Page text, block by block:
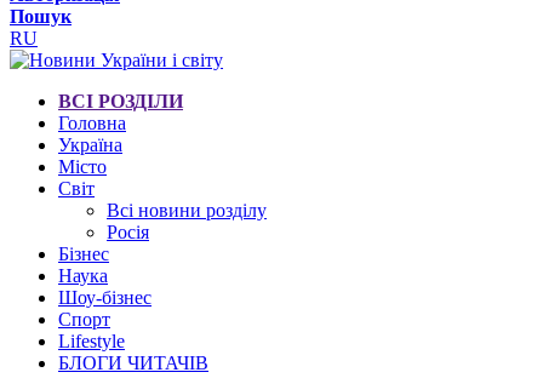
Пошук
RU
ВСІ РОЗДІЛИ
Головна
Україна
Місто
Світ
Всі новини розділу
Росія
Бізнес
Наука
Шоу-бізнес
Спорт
Lifestyle
БЛОГИ ЧИТАЧІВ